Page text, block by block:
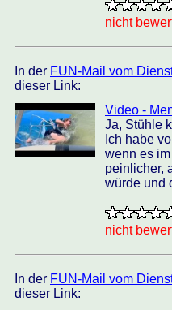
nicht
In der FUN-Mail vom
dieser Link:
Video -
Ja, Stühle
Ich habe
wenn es
peinlicher,
würde und
nicht
In der FUN-Mail vom
dieser Link: